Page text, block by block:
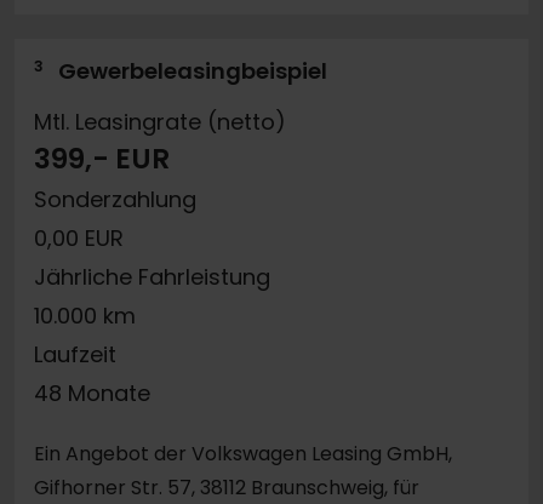
3
Gewerbeleasingbeispiel
Mtl. Leasingrate (netto)
399,- EUR
Sonderzahlung
0,00 EUR
Jährliche Fahrleistung
10.000 km
Laufzeit
48 Monate
Ein Angebot der Volkswagen Leasing GmbH,
Gifhorner Str. 57, 38112 Braunschweig, für